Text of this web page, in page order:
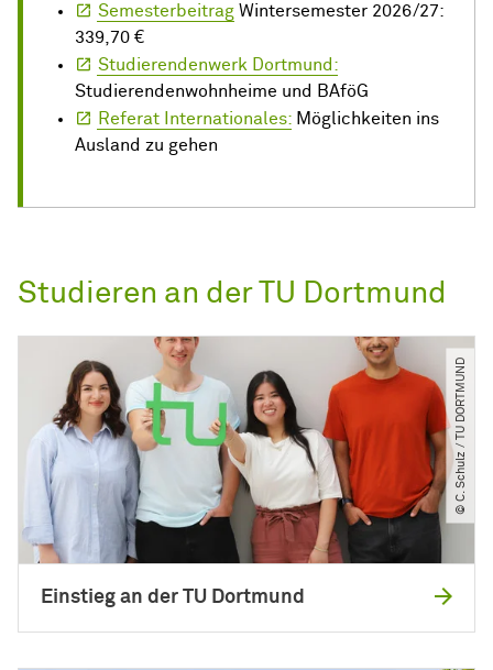
Semesterbeitrag Wintersemester 2026/27:
339,70 €
Studierendenwerk Dortmund:
Studierendenwohnheime und BAföG
Referat Internationales: Möglichkeiten ins
Ausland zu gehen
Studieren an der TU Dortmund
© C. Schulz ​/​ TU DORTMUND
Einstieg an der TU Dortmund